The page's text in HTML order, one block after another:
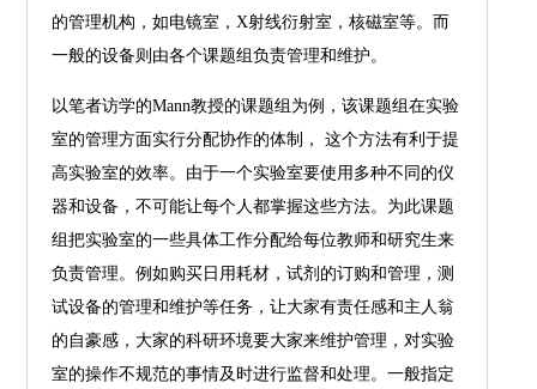
的管理机构，如电镜室，X射线衍射室，核磁室等。而
一般的设备则由各个课题组负责管理和维护。
以笔者访学的Mann教授的课题组为例，该课题组在实验
室的管理方面实行分配协作的体制， 这个方法有利于提
高实验室的效率。由于一个实验室要使用多种不同的仪
器和设备，不可能让每个人都掌握这些方法。为此课题
组把实验室的一些具体工作分配给每位教师和研究生来
负责管理。例如购买日用耗材，试剂的订购和管理，测
试设备的管理和维护等任务，让大家有责任感和主人翁
的自豪感，大家的科研环境要大家来维护管理，对实验
室的操作不规范的事情及时进行监督和处理。一般指定